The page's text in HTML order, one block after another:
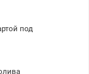
под